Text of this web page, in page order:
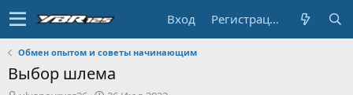
Вход Регистрация
Обмен опытом и советы начинающим
Выбор шлема